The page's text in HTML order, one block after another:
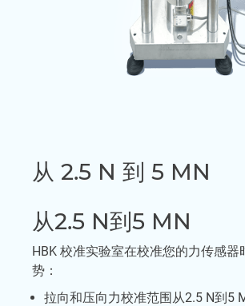
从 2.5 N 到 5 MN
从2.5 N到5 MN
HBK 校准实验室在校准您的力传感器
势：
拉向和压向力校准范围从2.5 N到5